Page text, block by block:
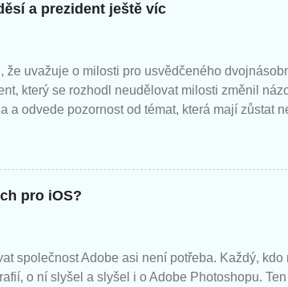
a prezident ještě víc
že uvažuje o milosti pro usvědčeného
který se rozhodl neudělovat milosti změnil
a odvede pozornost od témat, která mají zůstat
pro iOS?
společnost Adobe asi není potřeba. Každý,
o ní slyšel a slyšel i o Adobe Photoshopu.